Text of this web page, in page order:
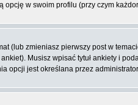
w swoim profilu (przy czym
(lub zmieniasz pierwszy post w
Musisz wpisać tytuł ankiety i
opcji jest określana przez